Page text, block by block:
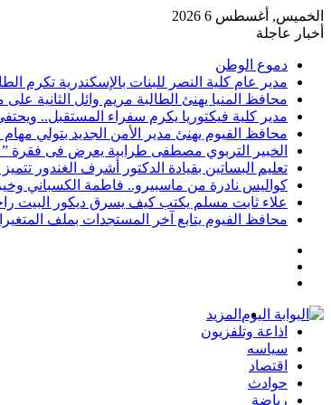
الخميس, أغسطس 6 2026
أخبار عاجلة
دموع الوطن
مدير عام كلية النصر للبنات بالإسكندرية تكرم
محافظ المنيا يهنئ الطالبة مريم وائل الثانية
مدير كلية فيكتوريا يكرم سفراء المستقبل..
محافظ الفيوم يهنئ مدير الأمن الجديد بتولي
الخبير التربوي مصطفى طرابية يعرض فى فقرة
تعليم البساتين بقيادة الدكتور أشرف الغندور
كواليس نادرة من ماسبيرو.. فاطمة الكسباني
علاء ثابت مسلم يكتب كيف يسرق ديكور البيت
محافظ الفيوم يتابع آخر المستجدات بملف
المزيد
اذاعة وتلفزيون
سياسه
اقتصاد
حوادث
رياضة